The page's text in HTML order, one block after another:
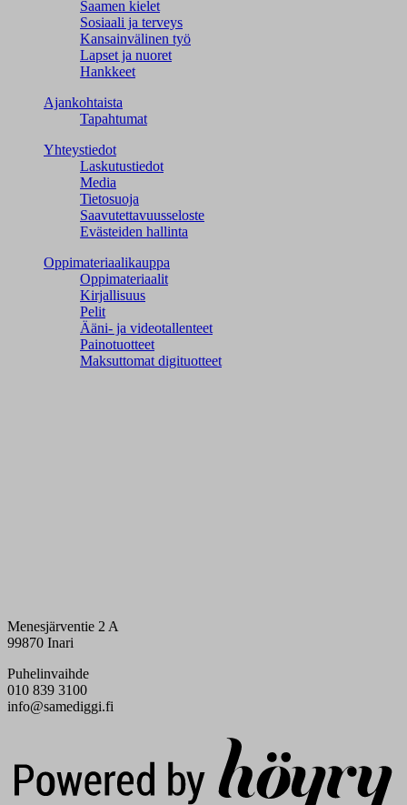
Saamen kielet
Sosiaali ja terveys
Kansainvälinen työ
Lapset ja nuoret
Hankkeet
Ajankohtaista
Tapahtumat
Yhteystiedot
Laskutustiedot
Media
Tietosuoja
Saavutettavuusseloste
Evästeiden hallinta
Oppimateriaalikauppa
Oppimateriaalit
Kirjallisuus
Pelit
Ääni- ja videotallenteet
Painotuotteet
Maksuttomat digituotteet
Menesjärventie 2 A
99870 Inari
Puhelinvaihde
010 839 3100
info@samediggi.fi